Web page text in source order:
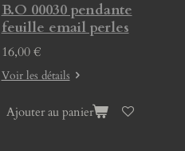
B.O 00030 pendante
feuille email perles
16,00 €
Voir les détails
Ajouter au panier